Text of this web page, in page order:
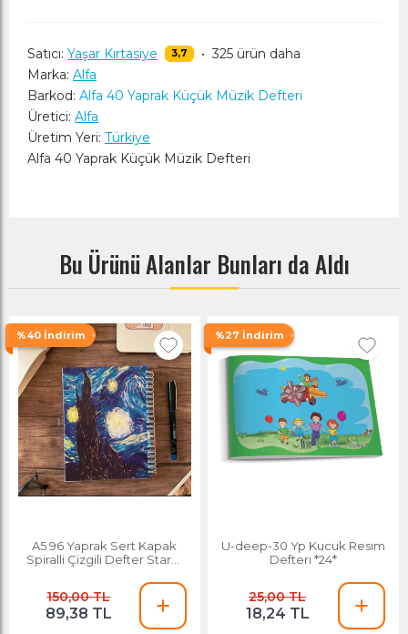
Satıcı: Yaşar Kırtasiye 3,7 • 325 ürün daha
Marka: Alfa
Barkod: Alfa 40 Yaprak Küçük Müzik Defteri
Üretici: Alfa
Üretim Yeri: Türkiye
Alfa 40 Yaprak Küçük Müzik Defteri
Bu Ürünü Alanlar Bunları da Aldı
%40 İndirim
A5 96 Yaprak Sert Kapak
Spiralli Çizgili Defter Starry
150,00 TL
89,38 TL
%27 İndirim
U-deep-30 Yp Kucuk Resım
Defterı *24*
25,00 TL
18,24 TL